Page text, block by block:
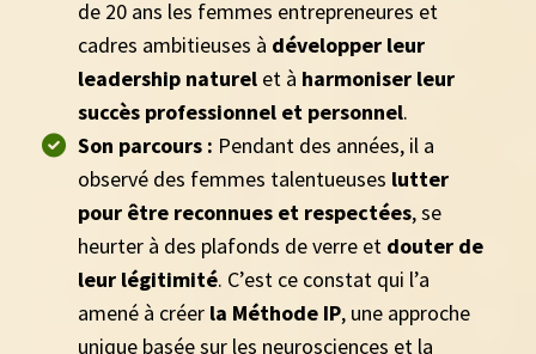
de 20 ans les femmes entrepreneures et
cadres ambitieuses à développer leur
leadership naturel et à harmoniser leur
succès professionnel et personnel.
Son parcours : Pendant des années, il a
observé des femmes talentueuses lutter
pour être reconnues et respectées, se
heurter à des plafonds de verre et douter de
leur légitimité. C’est ce constat qui l’a
amené à créer la Méthode IP, une approche
unique basée sur les neurosciences et la